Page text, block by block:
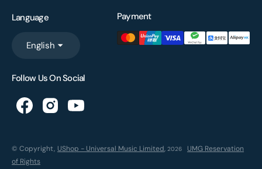
Language
English
Payment
Follow Us On Social
© Copyright, UShop - Universal Music Limited, 2026
UMG Reservation
of Rights